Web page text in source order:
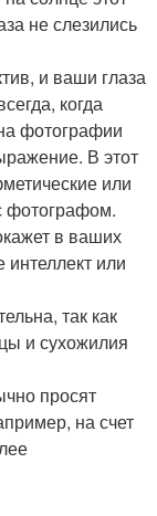
не слезились
и ваши глаза
когда
фотографии
В этот
или
фотографом.
в ваших
интеллект или
так как
и сухожилия
просят
на счет